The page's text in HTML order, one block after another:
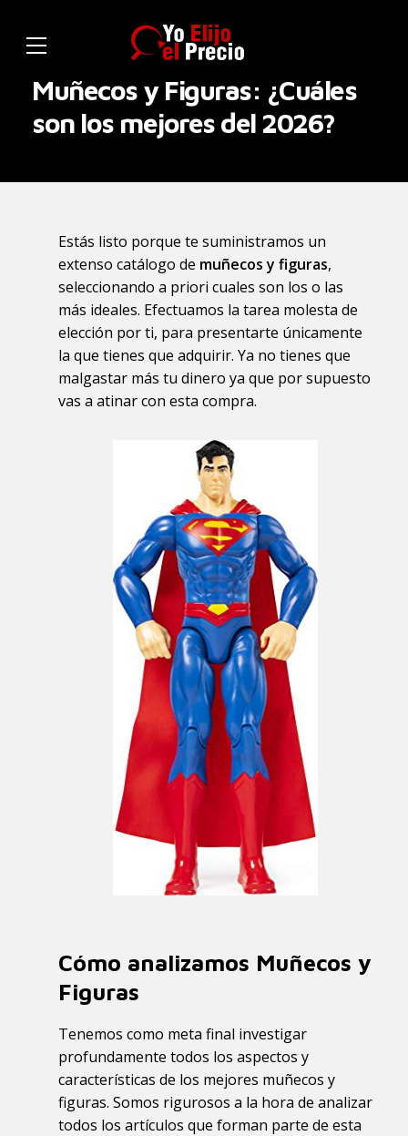
Muñecos y Figuras: ¿Cuáles
son los mejores del 2026?
Estás listo porque te suministramos un
extenso catálogo de muñecos y figuras,
seleccionando a priori cuales son los o las
más ideales. Efectuamos la tarea molesta de
elección por ti, para presentarte únicamente
la que tienes que adquirir. Ya no tienes que
malgastar más tu dinero ya que por supuesto
vas a atinar con esta compra.
Cómo analizamos Muñecos y
Figuras
Tenemos como meta final investigar
profundamente todos los aspectos y
características de los mejores muñecos y
figuras. Somos rigurosos a la hora de analizar
todos los artículos que forman parte de esta